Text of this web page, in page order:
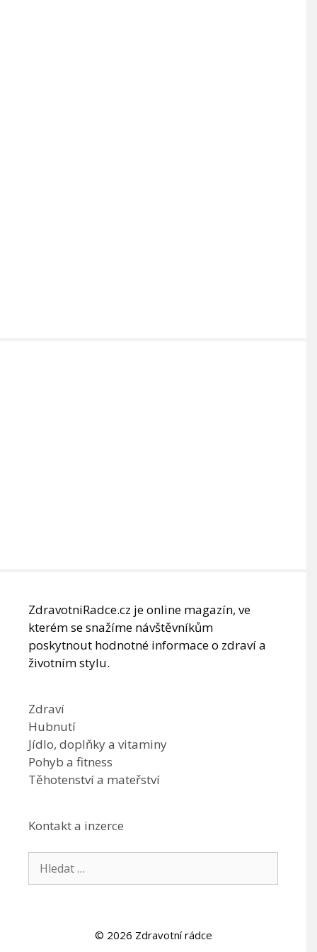
ZdravotniRadce.cz je online magazín, ve
kterém se snažíme návštěvníkům
poskytnout hodnotné informace o zdraví a
životním stylu.
Zdraví
Hubnutí
Jídlo, doplňky a vitaminy
Pohyb a fitness
Těhotenství a mateřství
Kontakt a inzerce
Hledat:
© 2026 Zdravotní rádce